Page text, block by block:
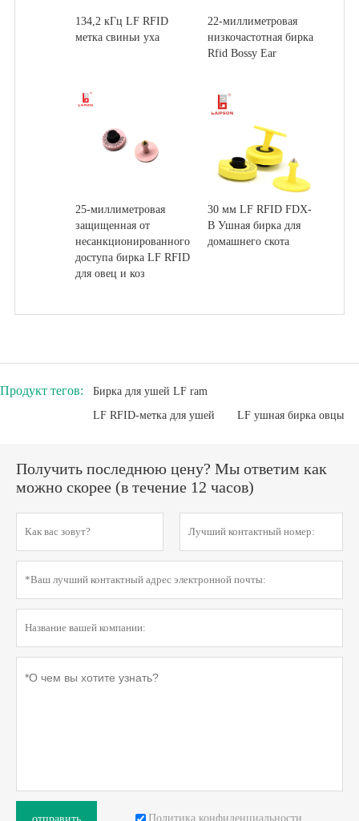
134,2 кГц LF RFID
метка свиньи уха
22-миллиметровая
низкочастотная бирка
Rfid Bossy Ear
25-миллиметровая
защищенная от
несанкционированного
доступа бирка LF RFID
для овец и коз
30 мм LF RFID FDX-
B Ушная бирка для
домашнего скота
Продукт тегов:
Бирка для ушей LF ram
LF RFID-метка для ушей
LF ушная бирка овцы
Получить последнюю цену? Мы ответим как
можно скорее (в течение 12 часов)
Политика конфиденциальности